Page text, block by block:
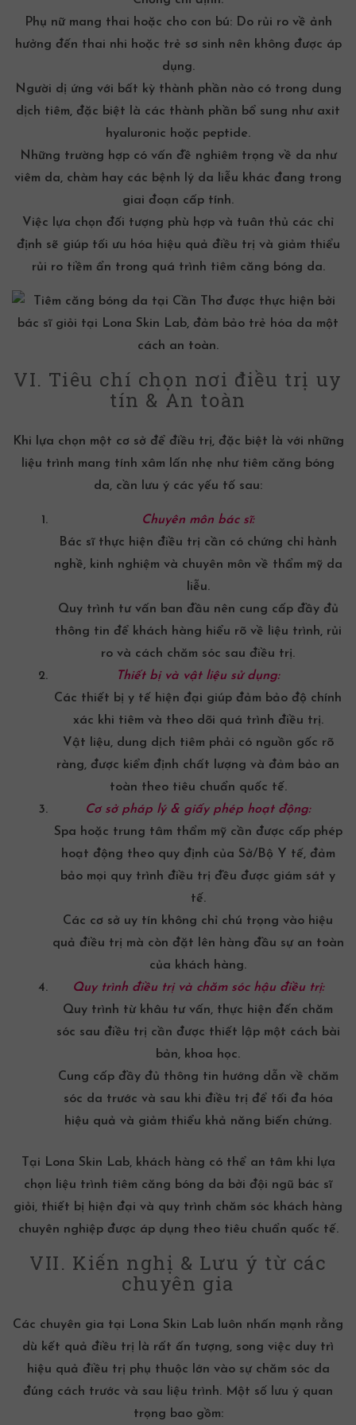
Phụ nữ mang thai hoặc cho con bú: Do rủi ro về ảnh
hưởng đến thai nhi hoặc trẻ sơ sinh nên không được áp
dụng.
Người dị ứng với bất kỳ thành phần nào có trong dung
dịch tiêm, đặc biệt là các thành phần bổ sung như axit
hyaluronic hoặc peptide.
Những trường hợp có vấn đề nghiêm trọng về da như
viêm da, chàm hay các bệnh lý da liễu khác đang trong
giai đoạn cấp tính.
Việc lựa chọn đối tượng phù hợp và tuân thủ các chỉ
định sẽ giúp tối ưu hóa hiệu quả điều trị và giảm thiểu
rủi ro tiềm ẩn trong quá trình tiêm căng bóng da.
VI. Tiêu chí chọn nơi điều trị uy
tín & An toàn
Khi lựa chọn một cơ sở để điều trị, đặc biệt là với những
liệu trình mang tính xâm lấn nhẹ như tiêm căng bóng
da, cần lưu ý các yếu tố sau:
Chuyên môn bác sĩ:
Bác sĩ thực hiện điều trị cần có chứng chỉ hành
nghề, kinh nghiệm và chuyên môn về thẩm mỹ da
liễu.
Quy trình tư vấn ban đầu nên cung cấp đầy đủ
thông tin để khách hàng hiểu rõ về liệu trình, rủi
ro và cách chăm sóc sau điều trị.
Thiết bị và vật liệu sử dụng:
Các thiết bị y tế hiện đại giúp đảm bảo độ chính
xác khi tiêm và theo dõi quá trình điều trị.
Vật liệu, dung dịch tiêm phải có nguồn gốc rõ
ràng, được kiểm định chất lượng và đảm bảo an
toàn theo tiêu chuẩn quốc tế.
Cơ sở pháp lý & giấy phép hoạt động:
Spa hoặc trung tâm thẩm mỹ cần được cấp phép
hoạt động theo quy định của Sở/Bộ Y tế, đảm
bảo mọi quy trình điều trị đều được giám sát y
tế.
Các cơ sở uy tín không chỉ chú trọng vào hiệu
quả điều trị mà còn đặt lên hàng đầu sự an toàn
của khách hàng.
Quy trình điều trị và chăm sóc hậu điều trị:
Quy trình từ khâu tư vấn, thực hiện đến chăm
sóc sau điều trị cần được thiết lập một cách bài
bản, khoa học.
Cung cấp đầy đủ thông tin hướng dẫn về chăm
sóc da trước và sau khi điều trị để tối đa hóa
hiệu quả và giảm thiểu khả năng biến chứng.
Tại Lona Skin Lab, khách hàng có thể an tâm khi lựa
chọn liệu trình tiêm căng bóng da bởi đội ngũ bác sĩ
giỏi, thiết bị hiện đại và quy trình chăm sóc khách hàng
chuyên nghiệp được áp dụng theo tiêu chuẩn quốc tế.
VII. Kiến nghị & Lưu ý từ các
chuyên gia
Các chuyên gia tại Lona Skin Lab luôn nhấn mạnh rằng
dù kết quả điều trị là rất ấn tượng, song việc duy trì
hiệu quả điều trị phụ thuộc lớn vào sự chăm sóc da
đúng cách trước và sau liệu trình. Một số lưu ý quan
trọng bao gồm: